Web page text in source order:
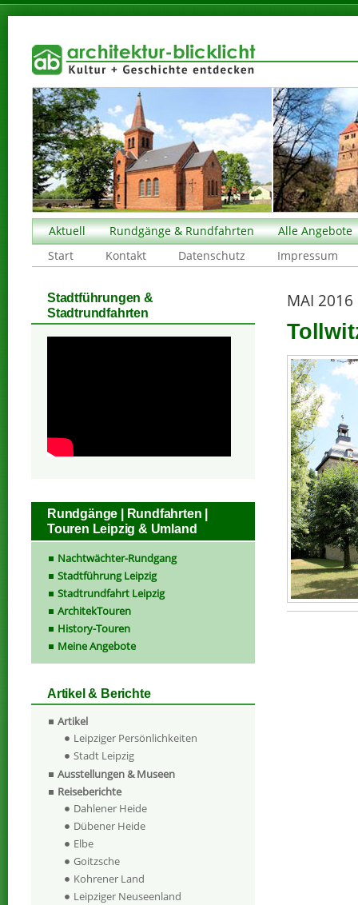
Aktuell Rundgänge & Rundfahrten
Alle Angebote
Start
Kontakt Datenschutz Impressum
MAI 2016
Stadtführungen &
Stadtrundfahrten
Rundgänge | Rundfahrten |
Touren Leipzig & Umland
Nachtwächter-Rundgang
Stadtführung Leipzig
Stadtrundfahrt Leipzig
ArchitekTouren
History-Touren
Meine Angebote
Artikel & Berichte
Artikel
Leipziger Persönlichkeiten
Stadt Leipzig
Ausstellungen & Museen
Reiseberichte
Dahlener Heide
Dübener Heide
Elbe
Goitzsche
Kohrener Land
Leipziger Neuseenland